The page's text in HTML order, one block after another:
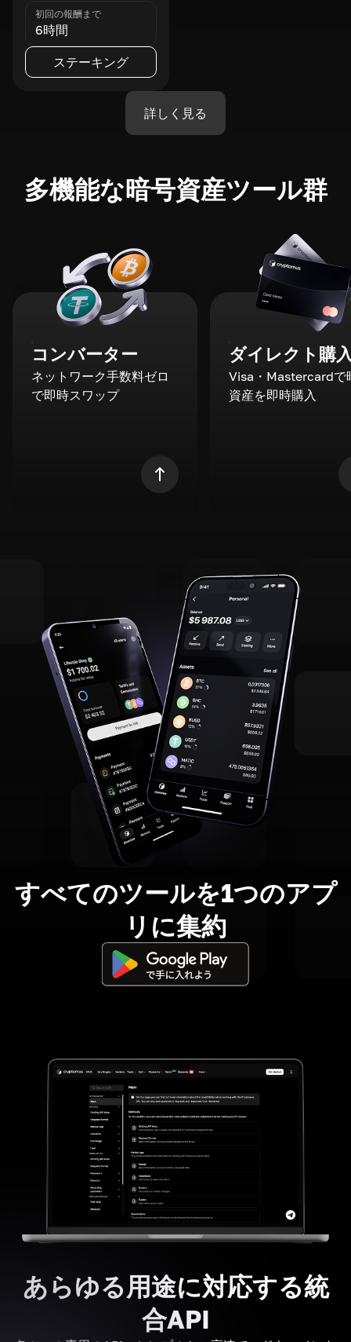
初回の報酬まで
6時間
ステーキング
詳しく見る
多機能な暗号資産ツール群
コンバーター
ネットワーク手数料ゼロ
で即時スワップ
ダイレクト購
Visa・Mastercardで
資産を即時購入
すべてのツールを1つのアプ
リに集約
あらゆる用途に対応する統
合API